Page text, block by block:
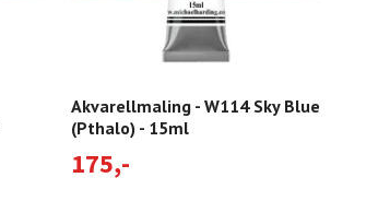
Akvarellmaling - W114 Sky Blue
(Pthalo) - 15ml
175,-